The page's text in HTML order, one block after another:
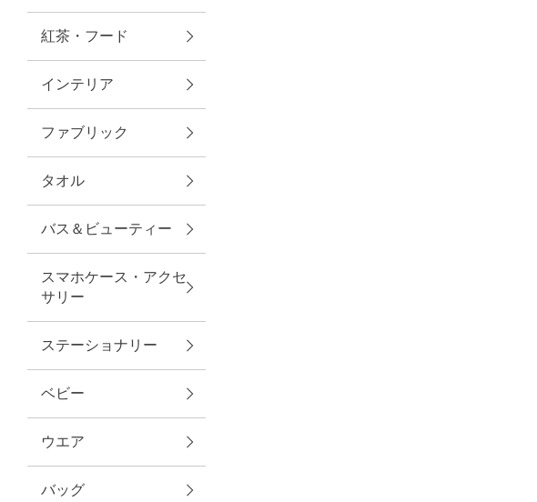
トラベルグッズ
ランチ
バッグ
キッチン・ダイニング
ダイニング
キッチン
ファブリック
グリーン
紅茶・フード
インテリア
ファブリック
タオル
バス＆ビューティー
スマホケース・アクセ
サリー
ステーショナリー
ベビー
ウエア
バッグ